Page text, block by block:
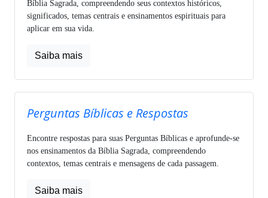
Bíblia Sagrada, compreendendo seus contextos históricos,
significados, temas centrais e ensinamentos espirituais para
aplicar em sua vida.
Saiba mais
Perguntas Bíblicas e Respostas
Encontre respostas para suas Perguntas Bíblicas e aprofunde-se
nos ensinamentos da Bíblia Sagrada, compreendendo
contextos, temas centrais e mensagens de cada passagem.
Saiba mais